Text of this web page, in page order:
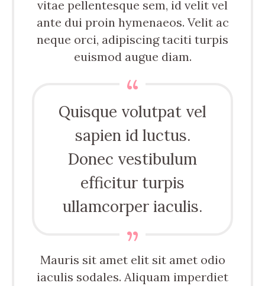
vitae pellentesque sem, id velit vel
ante dui proin hymenaeos. Velit ac
neque orci, adipiscing taciti turpis
euismod augue diam.
Quisque volutpat vel
sapien id luctus.
Donec vestibulum
efficitur turpis
ullamcorper iaculis.
Mauris sit amet elit sit amet odio
iaculis sodales. Aliquam imperdiet